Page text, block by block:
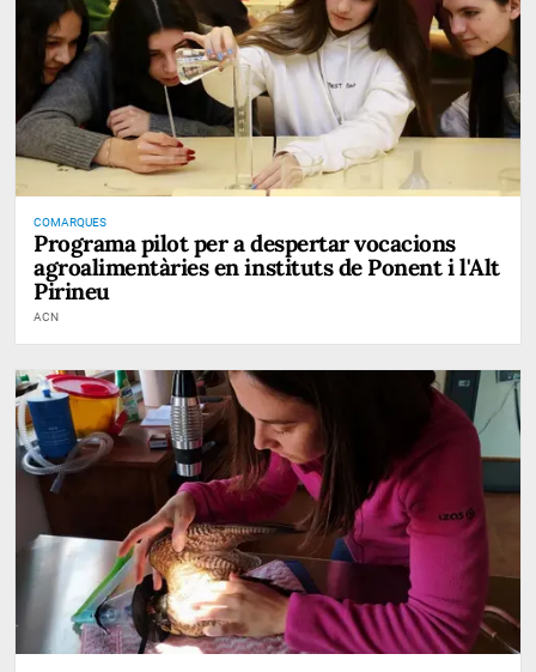
COMARQUES
Programa pilot per a despertar vocacions
agroalimentàries en instituts de Ponent i l'Alt
Pirineu
ACN